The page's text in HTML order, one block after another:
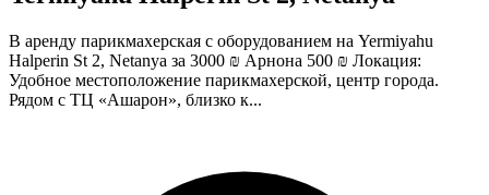
В аренду парикмахерская с оборудованием на Yermiyahu
Halperin St 2, Netanya за 3000 ₪ Арнона 500 ₪ Локация:
Удобное местоположение парикмахерской, центр города.
Рядом с ТЦ «Ашарон», близко к...